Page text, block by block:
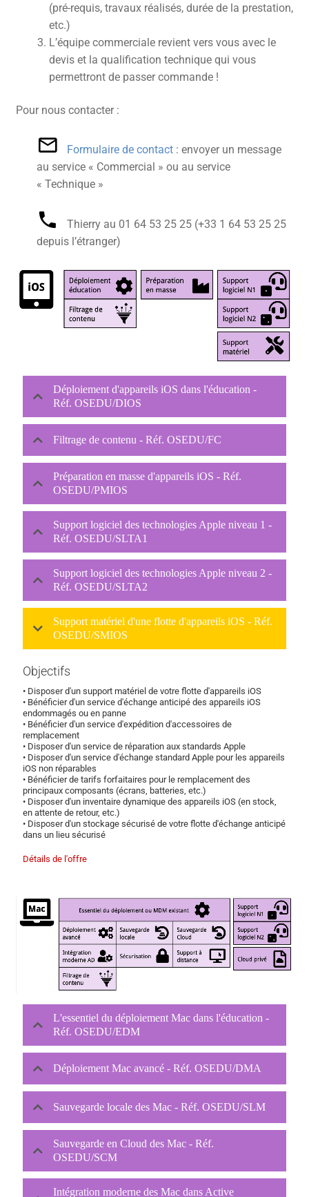
(pré-requis, travaux réalisés, durée de la prestation,
etc.)
L’équipe commerciale revient vers vous avec le
devis et la qualification technique qui vous
permettront de passer commande !
Pour nous contacter :
Formulaire de contact: envoyer un message
au service « Commercial » ou au service
« Technique »
Thierry au 01 64 53 25 25‬ (+33 1 64 53 25 25
depuis l’étranger)
Déploiement d'appareils iOS dans l'éducation -
Réf. OSEDU/DIOS
Filtrage de contenu - Réf. OSEDU/FC
Préparation en masse d'appareils iOS - Réf.
OSEDU/PMIOS
Support logiciel des technologies Apple niveau 1 -
Réf. OSEDU/SLTA1
Support logiciel des technologies Apple niveau 2 -
Réf. OSEDU/SLTA2
Support matériel d'une flotte d'appareils iOS - Réf.
OSEDU/SMIOS
Objectifs
• Disposer d'un support matériel de votre flotte d'appareils iOS
• Bénéficier d'un service d'échange anticipé des appareils iOS
endommagés ou en panne
• Bénéficier d'un service d'expédition d'accessoires de
remplacement
• Disposer d'un service de réparation aux standards Apple
• Disposer d'un service d'échange standard Apple pour les appareils
iOS non réparables
• Bénéficier de tarifs forfaitaires pour le remplacement des
principaux composants (écrans, batteries, etc.)
• Disposer d'un inventaire dynamique des appareils iOS (en stock,
en attente de retour, etc.)
• Disposer d'un stockage sécurisé de votre flotte d'échange anticipé
dans un lieu sécurisé
Détails de l'offre
L'essentiel du déploiement Mac dans l'éducation -
Réf. OSEDU/EDM
Déploiement Mac avancé - Réf. OSEDU/DMA
Sauvegarde locale des Mac - Réf. OSEDU/SLM
Sauvegarde en Cloud des Mac - Réf.
OSEDU/SCM
Intégration moderne des Mac dans Active